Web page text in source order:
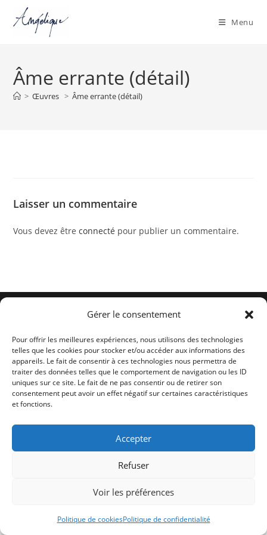
Gérer le consentement
Pour offrir les meilleures expériences, nous utilisons des technologies
telles que les cookies pour stocker et/ou accéder aux informations des
appareils. Le fait de consentir à ces technologies nous permettra de
traiter des données telles que le comportement de navigation ou les ID
uniques sur ce site. Le fait de ne pas consentir ou de retirer son
consentement peut avoir un effet négatif sur certaines caractéristiques
et fonctions.
Accepter
Refuser
Voir les préférences
Politique de cookiesPolitique de confidentialité
content
Menu
Âme errante (détail)
> Œuvres > Âme errante (détail)
Laisser un commentaire
Vous devez êtreconnecté pour publier un commentaire.